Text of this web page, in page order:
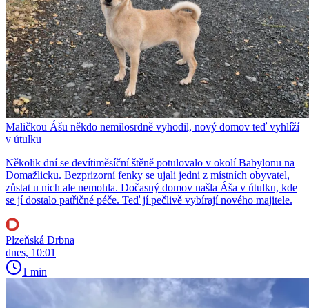
Maličkou Ášu někdo nemilosrdně vyhodil, nový domov teď vyhlíží
v útulku
Několik dní se devítiměsíční štěně potulovalo v okolí Babylonu na
Domažlicku. Bezprizorní fenky se ujali jedni z místních obyvatel,
zůstat u nich ale nemohla. Dočasný domov našla Áša v útulku, kde
se jí dostalo patřičné péče. Teď jí pečlivě vybírají nového majitele.
Plzeňská Drbna
dnes, 10:01
1 min